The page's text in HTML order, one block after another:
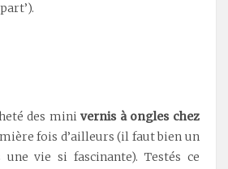
des minivernis à ongles chez
fois d’ailleurs (il faut bien un
vie si fascinante). Testés ce